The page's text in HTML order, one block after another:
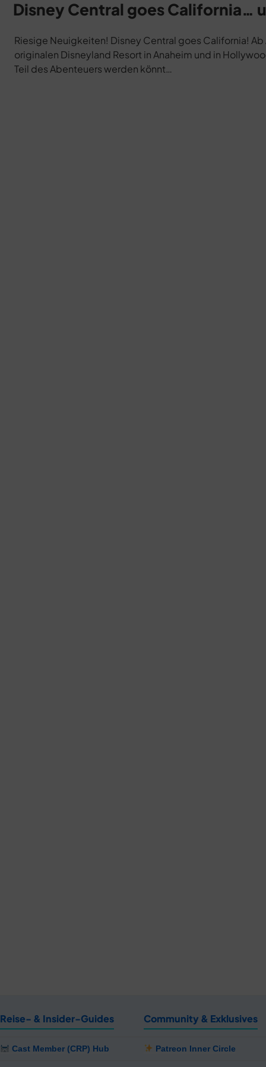
Disney Central goes California…
Riesige Neuigkeiten! Disney Central goes California!
originalen Disneyland Resort in Anaheim und in
Teil des Abenteuers werden könnt…
Reise- & Insider-Guides
Cast Member (CRP) Hub
Community & Exklusives
Patreon Inner Circle